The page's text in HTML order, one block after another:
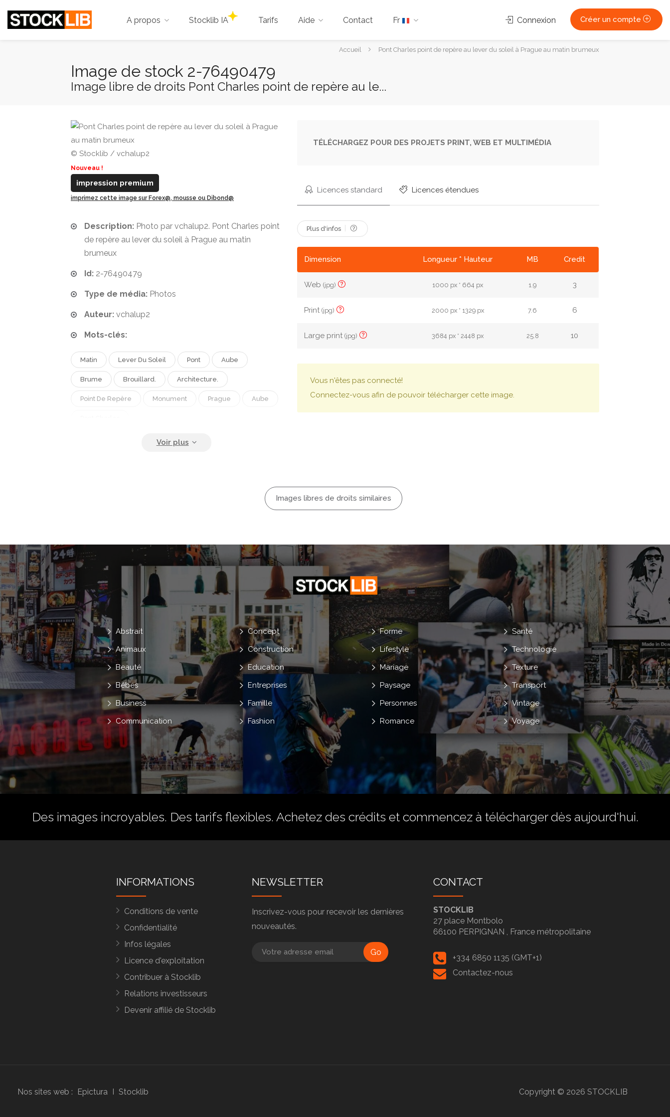
A propos Stocklib IA Tarifs Aide Contact Fr Connexion Créer un compte
VousAccueil Pont Charles point de repère au lever du soleil à Prague au matin brumeux
Image de stock 2-76490479
Image libre de droits Pont Charles point de repère au le...
© Stocklib / vchalup2
Nouveau !
impression premium
imprimez cette image sur Forex@, mousse ou Dibond@
Description: Photo par vchalup2. Pont Charles point
de repère au lever du soleil à Prague au matin
brumeux
Id: 2-76490479
Type de média: Photos
Auteur: vchalup2
Mots-clés:
Matin Lever Du Soleil Pont Aube
Brume Brouillard. Architecture.
Point De Repère Monument Prague Aube
TÉLÉCHARGEZ POUR DES PROJETS PRINT, WEB ET MULTIMÉDIA
Licences standard Licences étendues
Plus d'infos
Dimension Longueur * Hauteur MB Credit
Web(jpg) 1000 px * 664 px 1.9 3
Print(jpg) 2000 px * 1329 px 7.6 6
Large print(jpg) 3684 px * 2448 px 25.8 10
Vous n'êtes pas connecté!
Connectez-vous afin de pouvoir télécharger cette image.
Images libres de droits similaires
Abstrait
Animaux
Beauté
Bébés
Business
Communication
Concept
Construction
Education
Entreprises
Famille
Fashion
Forme
Lifestyle
Mariage
Paysage
Personnes
Romance
Santé
Technologie
Texture
Transport
Vintage
Voyage
Des images incroyables. Des tarifs flexibles. Achetez des crédits et commencez à télécharger dès aujourd'hui.
INFORMATIONS
Conditions de vente
Confidentialité
Infos légales
Licence d'exploitation
Contribuer à Stocklib
Relations investisseurs
Devenir affilié de Stocklib
NEWSLETTER
Inscrivez-vous pour recevoir les dernières
nouveautés.
Go
CONTACT
STOCKLIB
27 place Montbolo
66100 PERPIGNAN , France métropolitaine
+334 6850 1135 (GMT+1)
Contactez-nous
Nos sites web : Epictura I Stocklib Copyright © 2026 STOCKLIB